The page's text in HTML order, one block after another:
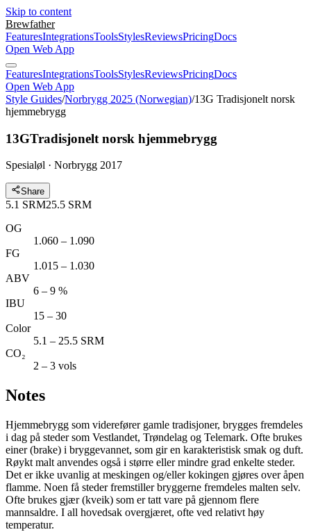
Skip to content
Brewfather
FeaturesIntegrationsToolsStylesReviewsPricingDocs
Open Web App
FeaturesIntegrationsToolsStylesReviewsPricingDocs
Open Web App
Style Guides/Norbrygg 2025 (Norwegian)/13G Tradisjonelt norsk
hjemmebrygg
13GTradisjonelt norsk hjemmebrygg
Spesialøl · Norbrygg 2017
Share
5.1 SRM25.5 SRM
OG
1.060 – 1.090
FG
1.015 – 1.030
ABV
6 – 9 %
IBU
15 – 30
Color
5.1 – 25.5 SRM
CO₂
2 – 3 vols
Notes
Hjemmebrygg som viderefører gamle tradisjoner, brygges fremdeles
i dag på steder som Vestlandet, Trøndelag og Telemark. Ofte brukes
einer (brake) i bryggevannet, som gir en karakteristisk smak og duft.
Røykt malt anvendes også i større eller mindre grad enkelte steder.
Det er ikke uvanlig at meskingen og/eller kokingen gjøres over åpen
flamme. Noen få steder fremstiller bryggerne fremdeles malten selv.
Ofte brukes gjær (kveik) som er tatt vare på gjennom flere
mannsaldre. I all hovedsak overgjæret, ofte ved relativt høy
temperatur.